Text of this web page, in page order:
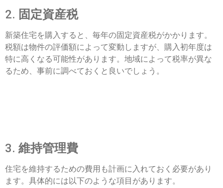
2. 固定資産税
新築住宅を購入すると、毎年の固定資産税がかかります。
税額は物件の評価額によって変動しますが、購入初年度は
特に高くなる可能性があります。地域によって税率が異な
るため、事前に調べておくと良いでしょう。
3. 維持管理費
住宅を維持するための費用も計画に入れておく必要があり
ます。具体的には以下のような項目があります。